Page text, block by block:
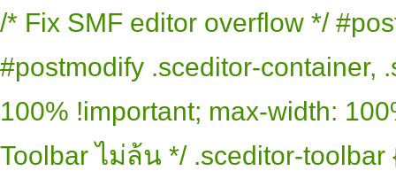
/* Fix SMF editor overflow */
#postmodify .sceditor-container,
100% !important; max-width:
Toolbar ไม่ล้น */ .sceditor-